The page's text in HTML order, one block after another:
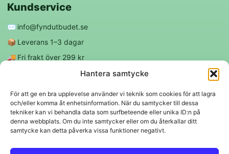
Hantera samtycke
För att ge en bra upplevelse använder vi teknik som cookies för att lagra
och/eller komma åt enhetsinformation. När du samtycker till dessa
tekniker kan vi behandla data som surfbeteende eller unika ID:n på
denna webbplats. Om du inte samtycker eller om du återkallar ditt
samtycke kan detta påverka vissa funktioner negativt.
Kundservice
✉️ info@fyndutbudet.se
📦 Leverans 1–3 dagar
🚚 Fri frakt över 299 kr
Följ oss
f ◎